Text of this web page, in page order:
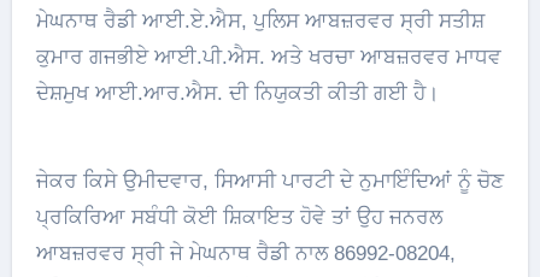
ਮੇਘਨਾਥ ਰੈਡੀ ਆਈ.ਏ.ਐਸ, ਪੁਲਿਸ ਆਬਜ਼ਰਵਰ ਸ੍ਰੀ ਸਤੀਸ਼
ਕੁਮਾਰ ਗਜਭੀਏ ਆਈ.ਪੀ.ਐਸ. ਅਤੇ ਖਰਚਾ ਆਬਜ਼ਰਵਰ ਮਾਧਵ
ਦੇਸ਼ਮੁਖ ਆਈ.ਆਰ.ਐਸ. ਦੀ ਨਿਯੁਕਤੀ ਕੀਤੀ ਗਈ ਹੈ।
ਜੇਕਰ ਕਿਸੇ ਉਮੀਦਵਾਰ, ਸਿਆਸੀ ਪਾਰਟੀ ਦੇ ਨੁਮਾਇੰਦਿਆਂ ਨੂੰ ਚੋਣ
ਪ੍ਰਕਿਰਿਆ ਸਬੰਧੀ ਕੋਈ ਸ਼ਿਕਾਇਤ ਹੋਵੇ ਤਾਂ ਉਹ ਜਨਰਲ
ਆਬਜ਼ਰਵਰ ਸ੍ਰੀ ਜੇ ਮੇਘਨਾਥ ਰੈਡੀ ਨਾਲ 86992-08204,